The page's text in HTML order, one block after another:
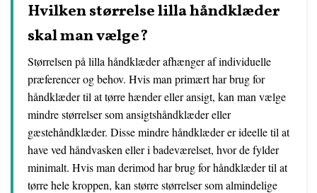
Hvilken størrelse lilla håndklæder
skal man vælge?
Størrelsen på lilla håndklæder afhænger af individuelle
præferencer og behov. Hvis man primært har brug for
håndklæder til at tørre hænder eller ansigt, kan man vælge
mindre størrelser som ansigtshåndklæder eller
gæstehåndklæder. Disse mindre håndklæder er ideelle til at
have ved håndvasken eller i badeværelset, hvor de fylder
minimalt. Hvis man derimod har brug for håndklæder til at
tørre hele kroppen, kan større størrelser som almindelige